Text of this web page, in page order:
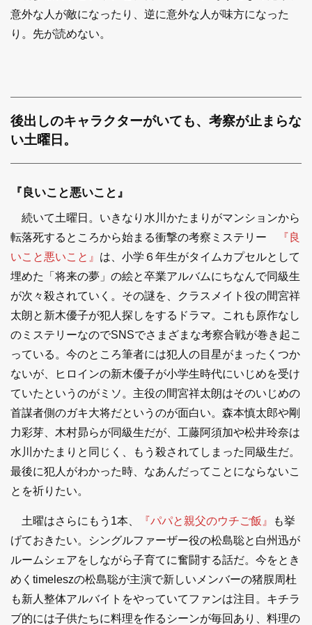
意外な人が敵になったり、逆に意外な人が味方になった
り。先が読めない。
後出しのキャラクターがいても、考察が止まらな
い土曜日。
『良いこと悪いこと』
続いて土曜日。いきなり水川かたまりがマンションから
転落死するところから始まる衝撃の考察ミステリー
『良
いこと悪いこと』 は、小学６年生がタイムカプセルとして
埋めた「将来の夢」の絵と卒業アルバムにちなんで同級生
が次々殺されていく。その謎を、クラスメイト役の間宮祥
太朗と新木優子が犯人探しをするドラマ。これも原作なし
のミステリーなのでSNSでさまざまな考察合戦が巻き起こ
っている。今のところ筆者には犯人の目星がまったくつか
ないが、ヒロインの新木優子が小学生時代にいじめを受け
ていたというのがミソ。主役の間宮祥太朗はそのいじめの
首謀者側のガキ大将だというのが面白い。森本慎太郎や剛
力彩芽、木村昴らが同級生だが、工藤阿須加や松井玲奈は
水川かたまりと同じく、もう殺されてしまった同級生だ。
最後に犯人がわかった時、なあんだってことにならないこ
とを祈りたい。
土曜はさらにもう1本、 『パパと親父のウチご飯』
も挙
げておきたい。シングルファーザー役の松島聡と白州迅が
ルームシェアをしながら子育てに奮闘する話だ。今をとき
めくtimeleszの松島聡が主演で新しいメンバーの猪脵周杜
も新人整体アルバイトをやっていてファンは注目。キチラ
ブ的には子供たちに料理を作るシーンが毎回あり、料理の